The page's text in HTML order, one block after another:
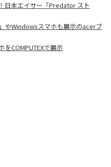
日本エイサー「Predator スト
やWindowsスマホも展示のacerブ
COMPUTEXで展示